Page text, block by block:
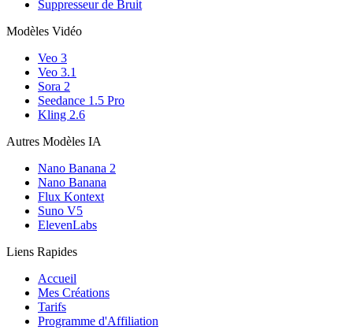
Suppresseur de Bruit
Modèles Vidéo
Veo 3
Veo 3.1
Sora 2
Seedance 1.5 Pro
Kling 2.6
Autres Modèles IA
Nano Banana 2
Nano Banana
Flux Kontext
Suno V5
ElevenLabs
Liens Rapides
Accueil
Mes Créations
Tarifs
Programme d'Affiliation